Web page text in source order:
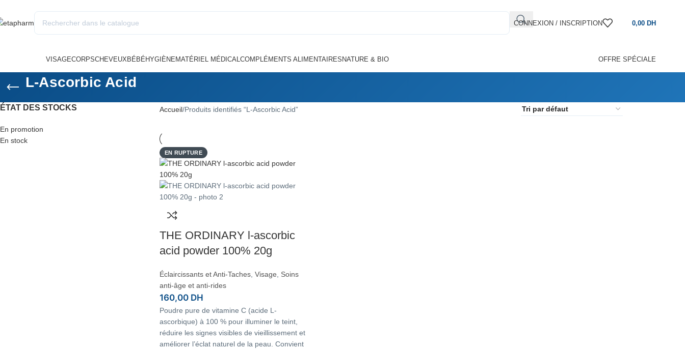
CONNEXION / INSCRIPTION 0,00 DH
VISAGECORPSCHEVEUXBÉBÉHYGIÈNEMATÉRIEL MÉDICAL COMPLÉMENTS ALIMENTAIRESNATURE & BIO OFFRE SPÉCIALE
L-Ascorbic Acid
ÉTAT DES STOCKS
En promotion
En stock
Accueil Produits identifiés “L-Ascorbic Acid”
EN RUPTURE
THE ORDINARY l-ascorbic
acid powder 100% 20g
Éclaircissants et Anti-Taches, Visage
Soins
anti-âge et anti-rides
160,00 DH
Poudre pure de vitamine C (acide L-
ascorbique) à 100 % pour illuminer le teint,
réduire les signes visibles de vieillissement et
améliorer l’éclat naturel de la peau. Convient